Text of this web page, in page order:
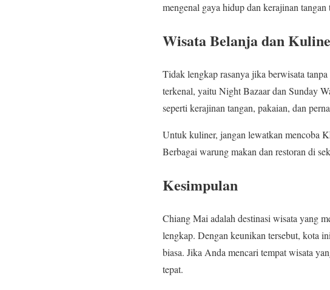
mengenal gaya hidup dan kerajinan
Wisata Belanja dan
Tidak lengkap rasanya jika berwisata
terkenal, yaitu Night Bazaar dan Sunday
seperti kerajinan tangan, pakaian, dan
Untuk kuliner, jangan lewatkan mencoba
Berbagai warung makan dan restoran di
Kesimpulan
Chiang Mai adalah destinasi wisata yang
lengkap. Dengan keunikan tersebut, kota
biasa. Jika Anda mencari tempat wisata
tepat.